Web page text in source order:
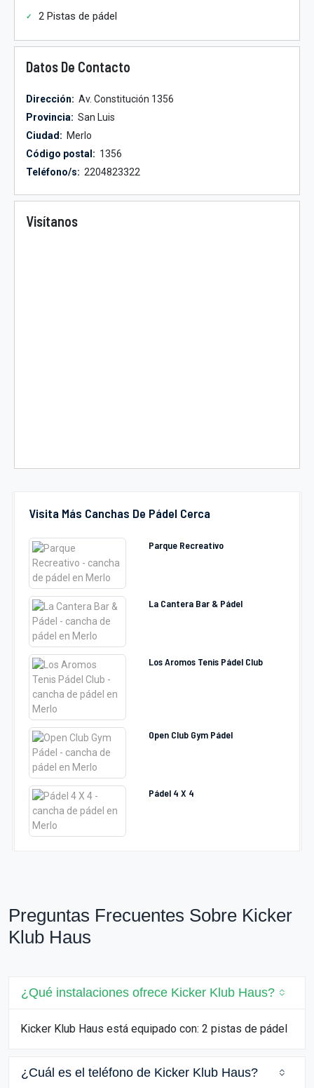
Visita Más Canchas De Pádel Cerca
Parque Recreativo
La Cantera Bar & Pádel
Los Aromos Tenis Pádel Club
Open Club Gym Pádel
Pádel 4 X 4
2 Pistas de pádel
Datos De Contacto
Dirección: Av. Constitución 1356
Provincia: San Luis
Ciudad: Merlo
Código postal: 1356
Teléfono/s: 2204823322
Visítanos
Preguntas Frecuentes Sobre Kicker
Klub Haus
¿Qué instalaciones ofrece Kicker Klub Haus?
Kicker Klub Haus está equipado con: 2 pistas de pádel
¿Cuál es el teléfono de Kicker Klub Haus?